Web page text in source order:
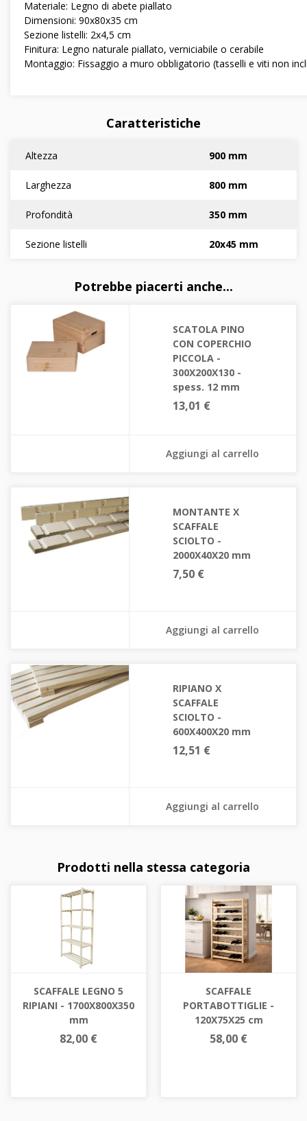
Materiale: Legno di abete piallato
Dimensioni: 90x80x35 cm
Sezione listelli: 2x4,5 cm
Finitura: Legno naturale piallato, verniciabile o cerabile
Montaggio: Fissaggio a muro obbligatorio (tasselli e viti non
Caratteristiche
Altezza 900 mm
Larghezza 800 mm
Profondità 350 mm
Sezione listelli 20x45 mm
Potrebbe piacerti anche...
SCATOLA PINO
CON COPERCHIO
PICCOLA -
300X200X130 -
spess. 12 mm
13,01 €
Aggiungi al carrello
MONTANTE X
SCAFFALE
SCIOLTO -
2000X40X20 mm
7,50 €
Aggiungi al carrello
RIPIANO X
SCAFFALE
SCIOLTO -
600X400X20 mm
12,51 €
Aggiungi al carrello
Prodotti nella stessa categoria
SCAFFALE LEGNO 5
RIPIANI - 1700X800X350
mm
82,00 €
SCAFFALE
PORTABOTTIGLIE -
120X75X25 cm
58,00 €